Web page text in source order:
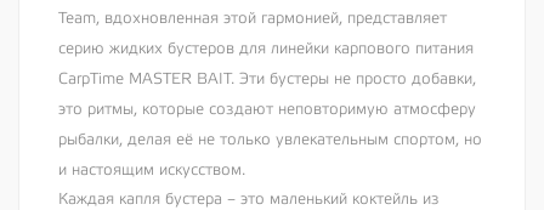
Team, вдохновленная этой гармонией, представляет
серию жидких бустеров для линейки карпового питания
CarpTime MASTER BAIT. Эти бустеры не просто добавки,
это ритмы, которые создают неповторимую атмосферу
рыбалки, делая её не только увлекательным спортом, но
и настоящим искусством.
Каждая капля бустера – это маленький коктейль из